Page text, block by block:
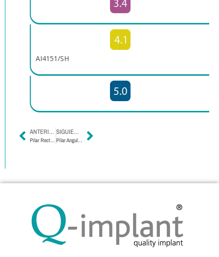
AI4151/SH
ANTERIOR
Pilar Recto de Titanio Hexágono Externo
SIGUIENTE
Pilar Angulado de Titanio Hexágono Externo